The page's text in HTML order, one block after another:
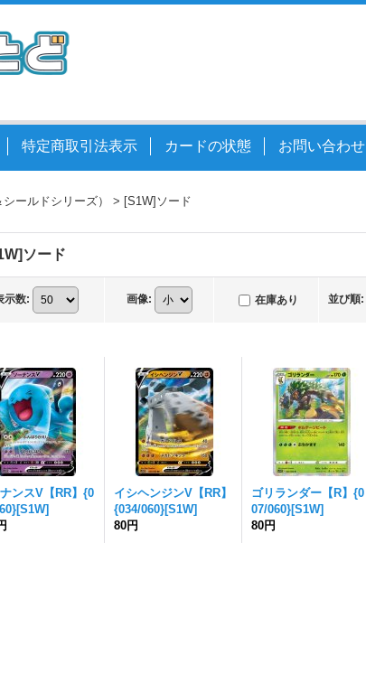
特定商取引法表示 カードの状態 お問い合わせ
ールドシリーズ） > [S1W]ソード
ソード
示数: 画像: 在庫あり 並び順:
ンスV【RR】{0
イシヘンジンV【RR】
{034/060}[S1W]
80円
ゴリランダー【R】{0
07/060}[S1W]
80円